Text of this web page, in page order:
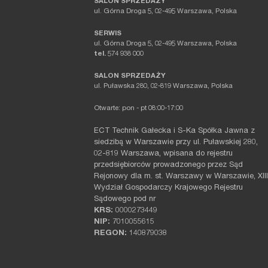
ul. Górna Droga 5, 02-495 Warszawa, Polska
SERWIS
ul. Górna Droga 5, 02-495 Warszawa, Polska
tel. 574 938 000
SALON SPRZEDAŻY
ul. Puławska 280, 02-819 Warszawa, Polska
Otwarte: pon - pt 08:00-17:00
ECT Technik Gałecka i S-Ka Spółka Jawna z
siedzibą w Warszawie przy ul. Puławskiej 280,
02-819 Warszawa, wpisana do rejestru
przedsiębiorców prowadzonego przez Sąd
Rejonowy dla m. st. Warszawy w Warszawie, XIII
Wydział Gospodarczy Krajowego Rejestru
Sądowego pod nr
KRS: 0000273449
NIP: 7010055615
REGON: 140879038